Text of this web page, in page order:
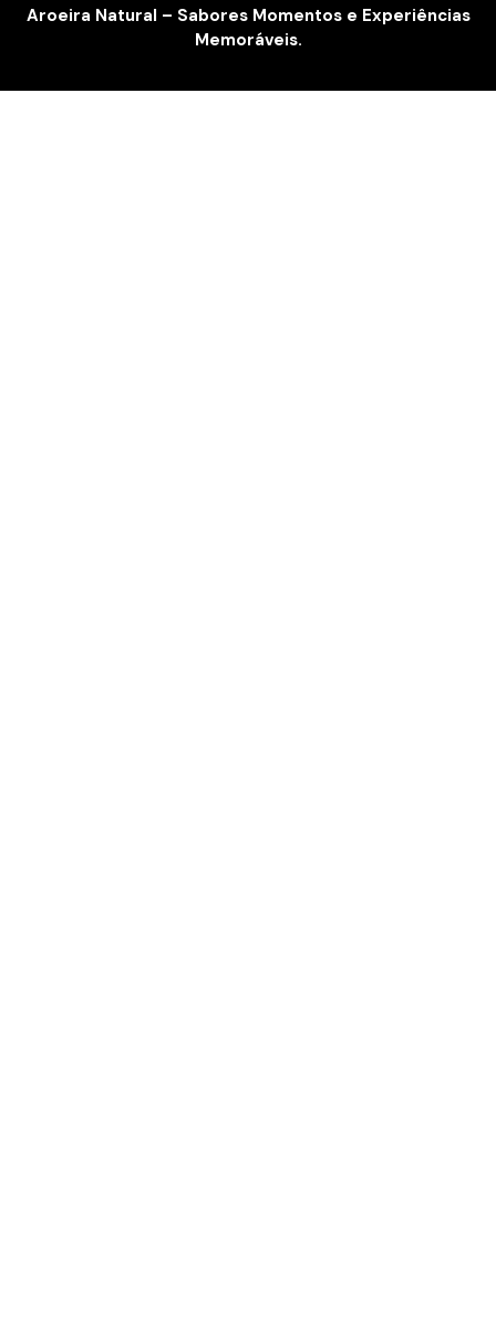
Aroeira Natural – Sabores Momentos e Experiências
Memoráveis.